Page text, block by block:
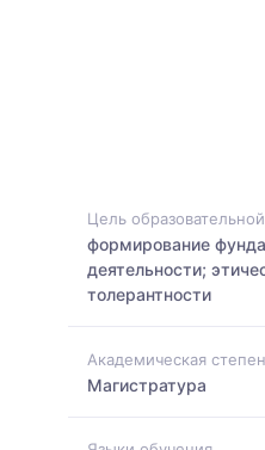
Цель
формирование
деятельности;
толерантности
Академическая
Магистратура